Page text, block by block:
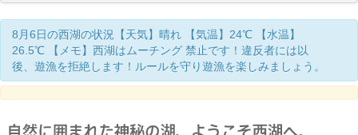
Home
釣り情報
マナーとお願い
クニマス展示館
漁協からのお知らせ
お問い合わせ
8月6日の西湖の状況【天気】晴れ 【気温】24℃ 【水温】
26.5℃ 【メモ】西湖はムーチング 禁止です！違反者には以
後、遊漁を拒絶します！ルールを守り遊漁を楽しみましょう。